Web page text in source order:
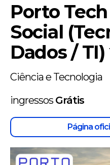
Porto
Social
Dados / TI)
Ciência e Tecnologia
ingressos Grátis
Página